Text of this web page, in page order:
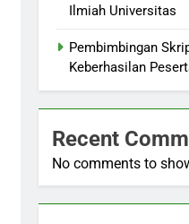
Ilmiah Universitas
Pembimbingan
Keberhasilan
Recent
No comments to